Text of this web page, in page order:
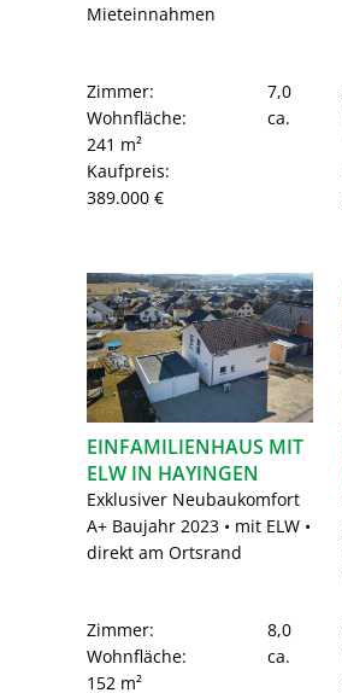
Mieteinnahmen
Zimmer:
7,0
Wohnfläche:
ca.
241 m²
Kaufpreis:
389.000 €
EINFAMILIENHAUS MIT
ELW IN HAYINGEN
Exklusiver Neubaukomfort
A+ Baujahr 2023 • mit ELW •
direkt am Ortsrand
Zimmer:
8,0
Wohnfläche:
ca.
152 m²